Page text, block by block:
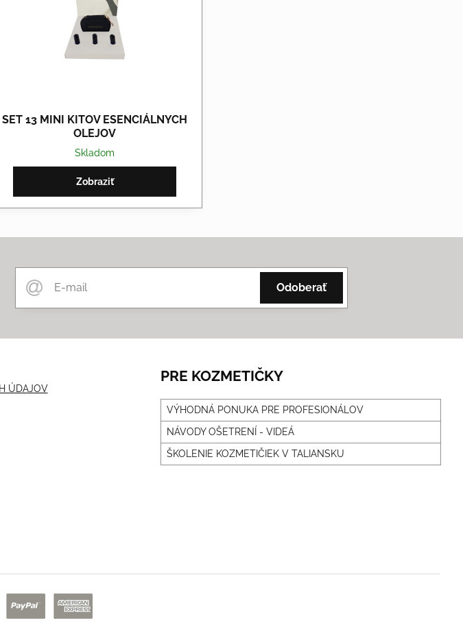
SET 13 MINI KITOV ESENCIÁLNYCH
OLEJOV
Skladom
Zobraziť
Odoberať
ÚDAJOV
PRE KOZMETIČKY
VÝHODNÁ PONUKA PRE PROFESIONÁLOV
NÁVODY OŠETRENÍ - VIDEÁ
ŠKOLENIE KOZMETIČIEK V TALIANSKU